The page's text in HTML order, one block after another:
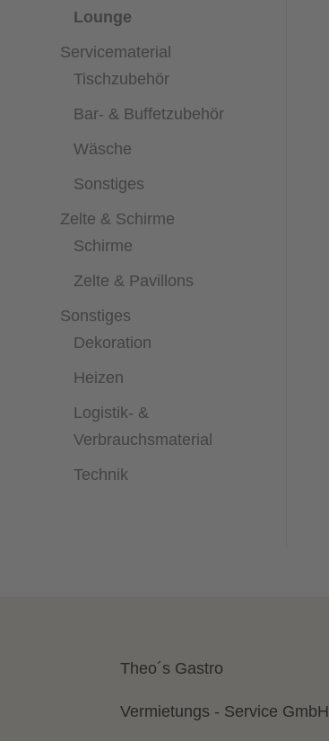
Lounge
Servicematerial
Tischzubehör
Bar- & Buffetzubehör
Wäsche
Sonstiges
Zelte & Schirme
Schirme
Zelte & Pavillons
Sonstiges
Dekoration
Heizen
Logistik- &
Verbrauchsmaterial
Technik
Theo´s Gastro
Vermietungs - Service GmbH